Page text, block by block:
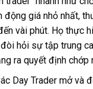
động giá nhỏ nhất,
vài phút. Họ thực
hỏi sự tập trung
ra quyết định chớp
Day Trader mở và